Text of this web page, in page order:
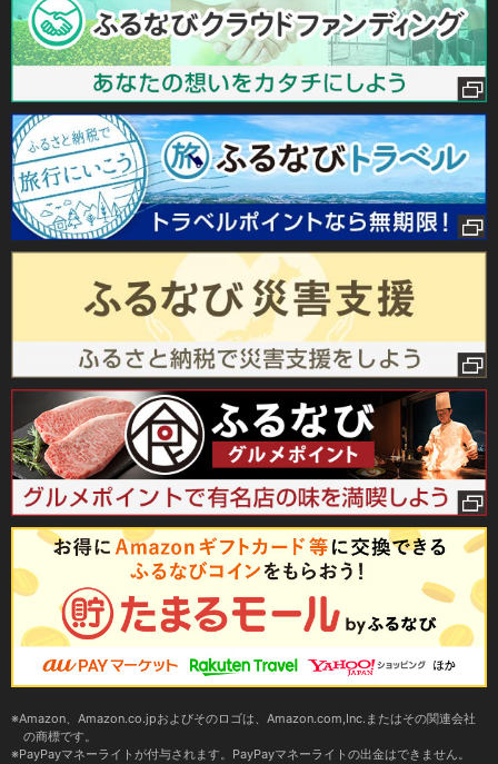
Amazon、Amazon.co.jpおよびそのロゴは、Amazon.com,Inc.またはその関連会社
の商標です。
PayPayマネーライトが付与されます。PayPayマネーライトの出金はできません。